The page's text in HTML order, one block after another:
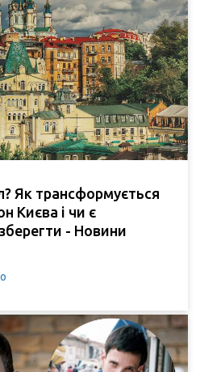
Як трансформується
Києва і чи є
- Новини